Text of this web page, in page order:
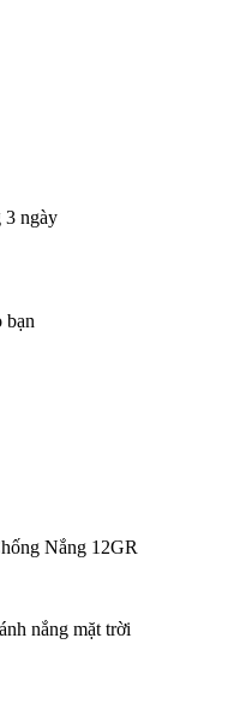
3 ngày
bạn
Nắng 12GR
nắng mặt trời